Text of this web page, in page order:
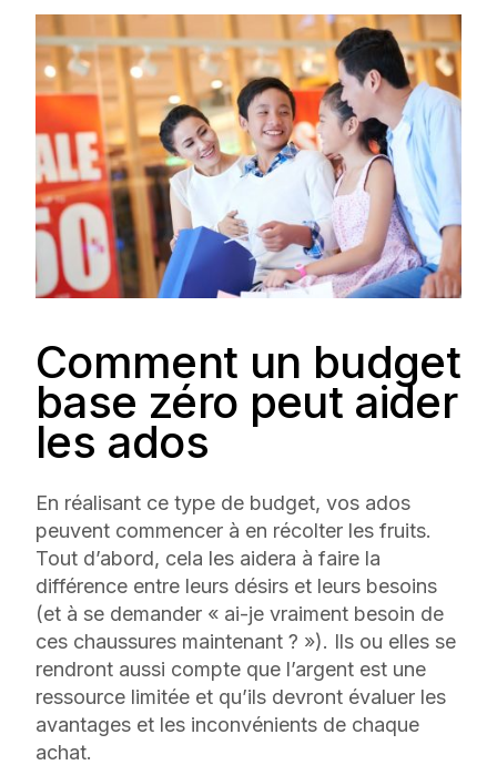
Comment un budget
base zéro peut aider
les ados
En réalisant ce type de budget, vos ados
peuvent commencer à en récolter les fruits.
Tout d’abord, cela les aidera à faire la
différence entre leurs désirs et leurs besoins
(et à se demander « ai-je vraiment besoin de
ces chaussures maintenant ? »). Ils ou elles se
rendront aussi compte que l’argent est une
ressource limitée et qu’ils devront évaluer les
avantages et les inconvénients de chaque
achat.